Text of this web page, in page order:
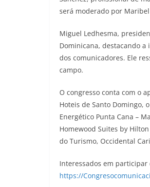
será moderado por
Miguel Ledhesma,
Dominicana, destacando
dos comunicadores. Ele
campo.
O congresso conta com o
Hoteis de Santo Domingo,
Energético Punta Cana –
Homewood Suites by
do Turismo, Occidental
Interessados em
https://